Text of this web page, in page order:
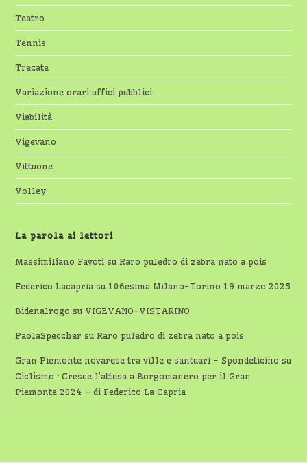
Teatro
Tennis
Trecate
Variazione orari uffici pubblici
Viabilità
Vigevano
Vittuone
Volley
La parola ai lettori
Massimiliano Favoti suRaro puledro di zebra nato a pois
Federico Lacapria su 106esima Milano-Torino 19 marzo 2025
Bidenalrogo su VIGEVANO-VISTARINO
PaolaSpeccher suRaro puledro di zebra nato a pois
Gran Piemonte novarese tra ville e santuari - Spondeticino su
Ciclismo : Cresce l’attesa a Borgomanero per il Gran
Piemonte 2024 – di Federico La Capria